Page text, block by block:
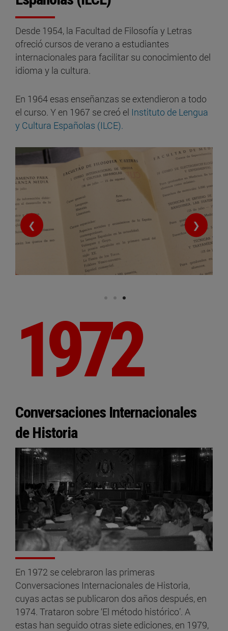
Desde 1954, la Facultad de Filosofía y Letras
ofreció cursos de verano a estudiantes
internacionales para facilitar su conocimiento del
idioma y la cultura.
En 1964 esas enseñanzas se extendieron a todo
el curso. Y en 1967 se creó el Instituto de Lengua
y Cultura Españolas (ILCE).
❮ ❯
1972
Conversaciones Internacionales
de Historia
En 1972 se celebraron las primeras
Conversaciones Internacionales de Historia,
cuyas actas se publicaron dos años después, en
1974. Trataron sobre ‘El método histórico’. A
estas han seguido otras siete ediciones, en 1979,